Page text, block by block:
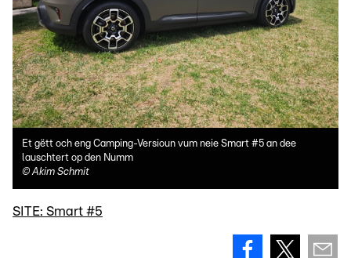
Et gëtt och eng Camping-Versioun vum neie Smart #5 an dee
lauschtert op den Numm
©Akim Schmit
SITE: Smart #5